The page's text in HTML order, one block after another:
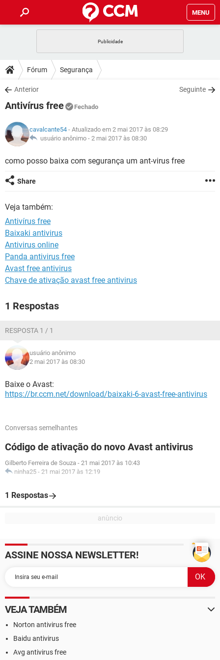
MENU
CELULAR
OUTLOOK
INSTAGRAM
GUIA DE COMPRAS
DICAS
JOGOS
INSTAGRAM GMAIL
GUIA DE COMPRAS
DOWNLOADS
JOGOS
CELULAR
OUTLOOK EXCEL
JOGOS WHATSAPP
CELULAR
OUTLOOK EXCEL
INSTAGRAM
GLOSSÁRIO
INSTAGRAM
GUIA DE COMPRAS
Fórum Segurança
Anterior Seguinte
Antivírus free Fechado
cavalcante54 - Atualizado em 2 mai 2017 às 08:29
usuário anônimo - 2 mai 2017 às 08:30
como posso baixa com segurança um ant-virus free
Share
Veja também:
Antivírus free
Baixaki antivirus
Antivirus online
Panda antivirus free
Avast free antivirus
Chave de ativação avast free antivirus
1 Respostas
RESPOSTA 1 / 1
usuário anônimo
2 mai 2017 às 08:30
Baixe o Avast:
https://br.ccm.net/download/baixaki-6-avast-free-antivirus
Conversas semelhantes
Código de ativação do novo Avast antivirus
Gilberto Ferreira de Souza - 21 mai 2017 às 10:43
ninha25 - 21 mai 2017 às 12:19
1 Respostas
ASSINE NOSSA NEWSLETTER!
VEJA TAMBÉM
Norton antivirus free
Baidu antivirus
Avg antivirus free